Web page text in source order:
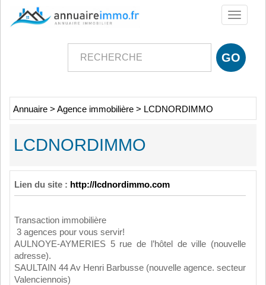
Toggle
Annuaire > Agence immobilière > LCDNORDIMMO
LCDNORDIMMO
Lien du site : http://lcdnordimmo.com
Transaction immobilière
3 agences pour vous servir!
AULNOYE-AYMERIES 5 rue de l’hôtel de ville (nouvelle
adresse).
SAULTAIN 44 Av Henri Barbusse (nouvelle agence. secteur
Valenciennois)